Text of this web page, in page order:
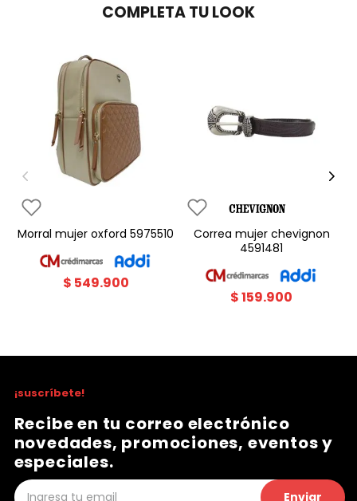
COMPLETA TU LOOK
morral mujer oxford 5975510
$ 549.900
correa mujer chevignon
4591481
$159.900
¡suscríbete!
Recibe en tu correo electrónico
novedades, promociones, eventos y
especiales.
Enviar